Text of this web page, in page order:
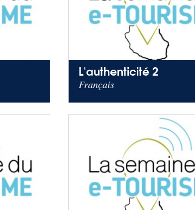
L'authenticité 2
Français